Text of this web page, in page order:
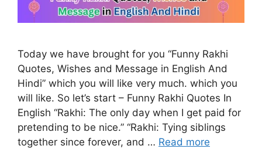
Today we have brought for you “Funny Rakhi
Quotes, Wishes and Message in English And
Hindi” which you will like very much. which you
will like. So let’s start – Funny Rakhi Quotes In
English “Rakhi: The only day when I get paid for
pretending to be nice.” “Rakhi: Tying siblings
together since forever, and … Read more